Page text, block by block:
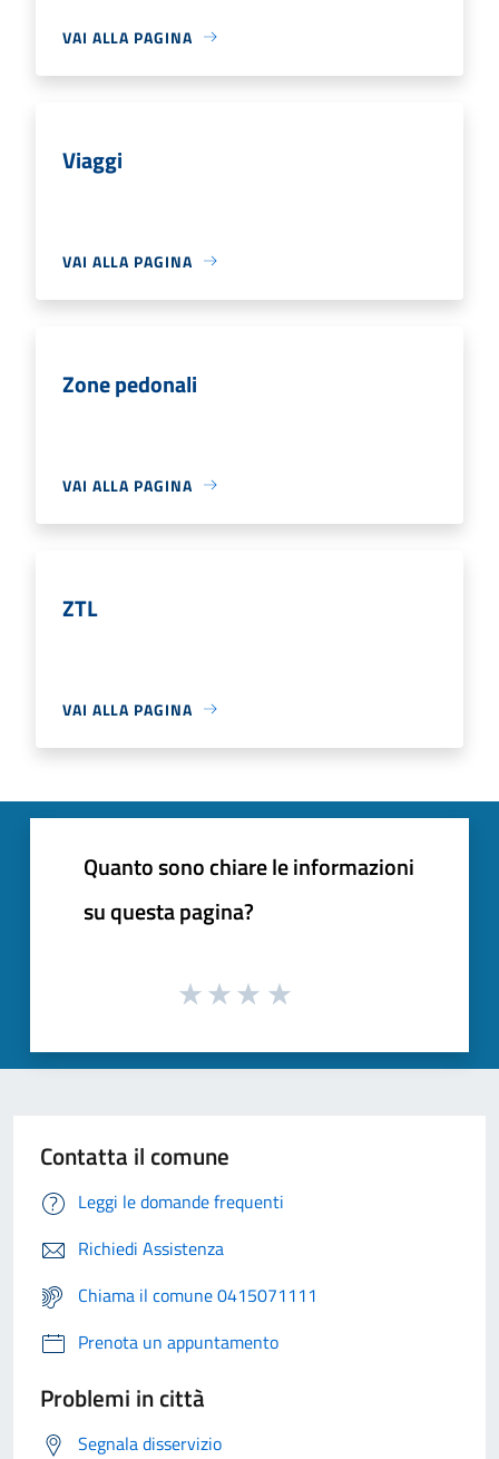
VAI ALLA PAGINA
Viaggi
VAI ALLA PAGINA
Zone pedonali
VAI ALLA PAGINA
ZTL
VAI ALLA PAGINA
Quanto sono chiare le informazioni
su questa pagina?
Contatta il comune
Leggi le domande frequenti
Richiedi Assistenza
Chiama il comune 0415071111
Prenota un appuntamento
Problemi in città
Segnala disservizio